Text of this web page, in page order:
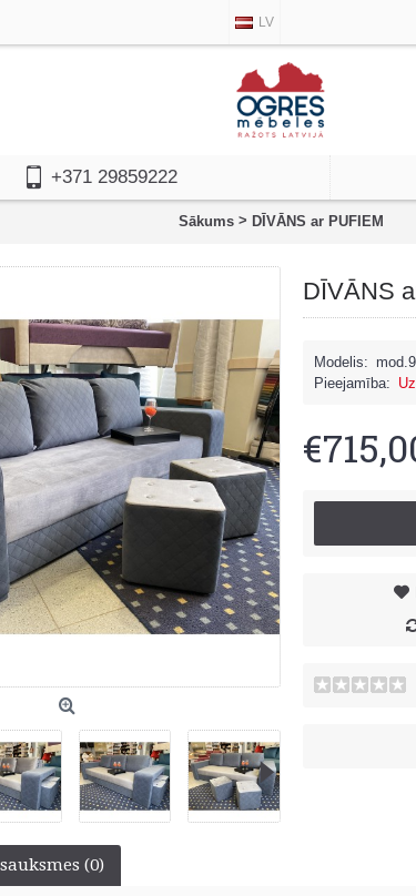
LV
+371 29859222
Sākums > DĪVĀNS ar PUFIEM
DĪVĀNS
Modelis: mod.9
Pieejamība:
(0)